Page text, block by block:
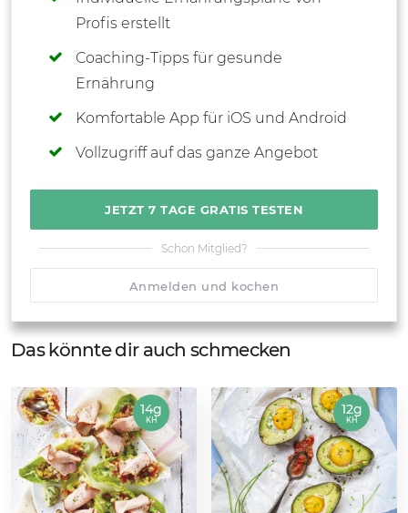
Profis erstellt
Coaching-Tipps für gesunde
Ernährung
Komfortable App für iOS und Android
Vollzugriff auf das ganze Angebot
JETZT 7 TAGE GRATIS TESTEN
Schon Mitglied?
Anmelden und kochen
Das könnte dir auch schmecken
14g
KH
12g
KH